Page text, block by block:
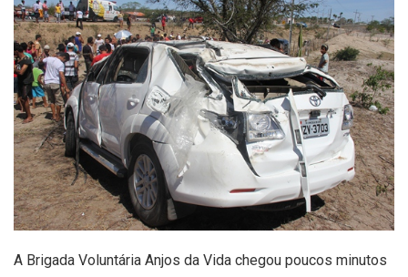
A Brigada Voluntária Anjos da Vida chegou poucos minutos